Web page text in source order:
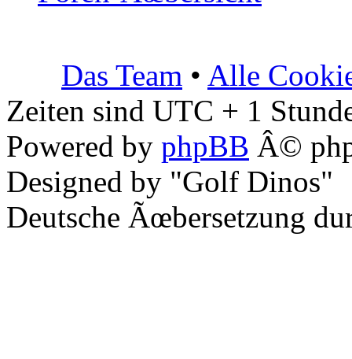
Das Team • Alle
Zeiten sind UTC + 1
Powered by phpBB Â©
Designed by "Golf Dinos"
Deutsche Ãœbersetzung